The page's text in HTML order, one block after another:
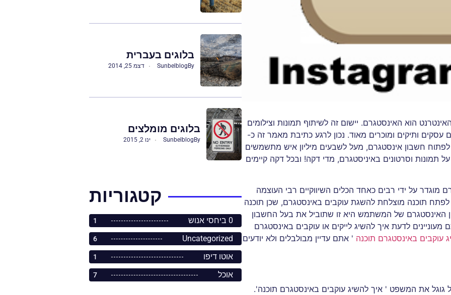
הוא האינסטגרם. יישום זה לשיתוף תמונות וצילומים
ותיקים ומוכרים מאוד. נכון לרגע כתיבת מאמר זה כ-
לפתוח חשבון אינסטגרם, מעל לשבעים מיליון איש מתשמשים
מ- 8000 לייקים ניתנים על תמונות וסרטונים באיניסטגרם, מדי דקה! ובכל דקה קיימים
מוגדר על ידי רבים כאחד הכלים השיווקיים רבי העוצמה
תוכנה מוצלחת להשגת עוקבים באינסטגרם, שכן תוכנה
האינסטגרם של המשתמש היא זו שתוביל את בעל החשבון
לדעת איך להשיג לייקים או עוקבים באינסטגרם
עוקבים באינסטגרם תוכנה ' אתם עדיין מבולבלים ולא יודעים
גוגל את המשפט ' איך להשיג עוקבים באינסטגרם תוכנה'.
בלוגים בעברית
By
Sunbelblog דצמ 25, 2014
בלוגים מומלצים
By
Sunbelblog ינו 2, 2015
קטגוריות
0 ביחסי אנוש 1
Uncategorized
6
אוטו דיפו 1
אוכל 7